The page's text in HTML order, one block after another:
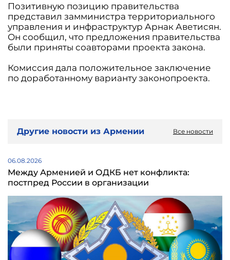
Позитивную позицию правительства
представил замминистра территориального
управления и инфраструктур Арнак Аветисян.
Он сообщил, что предложения правительства
были приняты соавторами проекта закона.
Комиссия дала положительное заключение
по доработанному варианту законопроекта.
Другие новости из Армении Все новости
06.08.2026
Между Арменией и ОДКБ нет конфликта:
постпред России в организации